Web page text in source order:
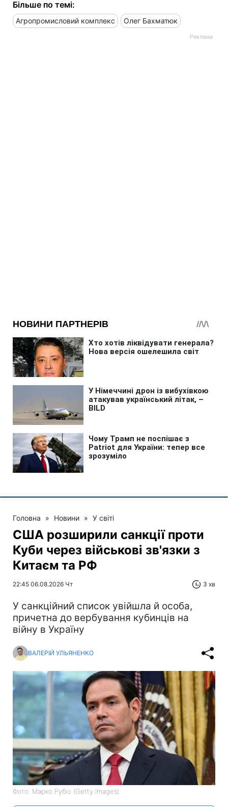
Більше по темі:
Агропромисловий комплекс Олег Бахматюк
Головна » Новини » У світі
США розширили санкції проти
Куби через військові зв'язки з
Китаєм та РФ
22:45 06.08.2026 Чт 3 хв
У санкційний список увійшла й особа,
причетна до вербування кубинців на
війну в Україну
ВАЛЕРІЙ УЛЬЯНЕНКО
Фото: Марко Рубіо (Getty Images)